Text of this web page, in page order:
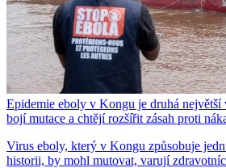
Epidemie eboly v Kongu je druhá
bojí mutace a chtějí rozšířit zásah proti
Virus eboly, který v Kongu způsobuje
historii, by mohl mutovat, varují